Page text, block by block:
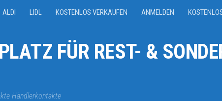
ALDI LIDL KOSTENLOS VERKAUFEN ANMELDEN
FÜR REST- &
Händlerkontakte